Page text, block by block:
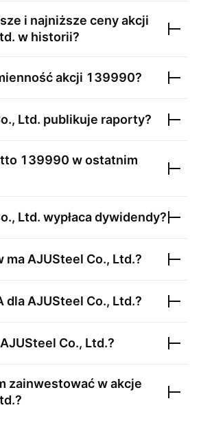
i najniższe ceny akcji
w historii?
akcji 139990?
Ltd. publikuje raporty?
139990 w ostatnim
Ltd. wypłaca dywidendy?
ma AJUSteel Co., Ltd.?
dla AJUSteel Co., Ltd.?
AJUSteel Co., Ltd.?
zainwestować w akcje
?